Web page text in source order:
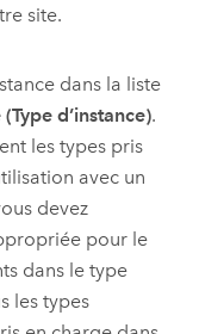
site.
dans la liste
d’instance).
les types pris
avec un
devez
pour le
dans le type
les types